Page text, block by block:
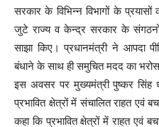
सरकार के विभिन्न विभागों के प्रयासों
जुटे राज्य व केन्द्र सरकार के
साझा किए। प्रधानमंत्री ने आपदा
बंधाने के साथ ही समुचित मदद का
इस अवसर पर मुख्यमंत्री पुष्कर सिंह
प्रभावित क्षेत्रों में संचालित राहत एवं
कहा कि प्रभावित क्षेत्रों में राहत एवं